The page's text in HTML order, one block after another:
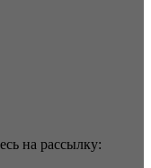
на рассылку: